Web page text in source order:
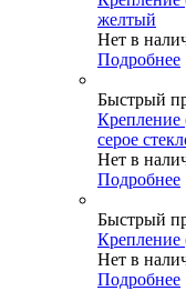
желтый
Нет в
Подробнее
Быстрый
Крепление
серое
Нет в
Подробнее
Быстрый
Крепление
Нет в
Подробнее